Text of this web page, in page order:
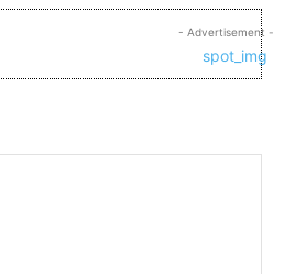
- Advertisement -